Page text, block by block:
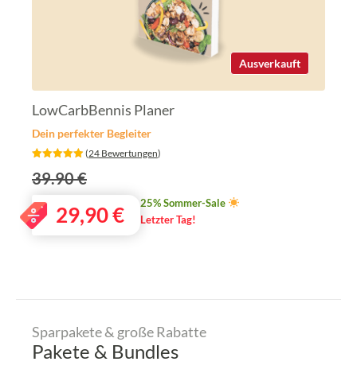
Ausverkauft
LowCarbBennis Planer
Dein perfekter Begleiter
‎ (24 Bewertungen)
39.90 €
29,90€
25% Sommer-Sale
Letzter Tag!
Sparpakete & große Rabatte
Pakete & Bundles